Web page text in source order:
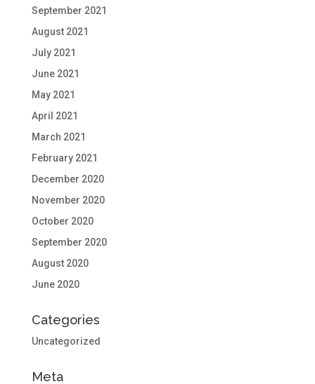
September 2021
August 2021
July 2021
June 2021
May 2021
April 2021
March 2021
February 2021
December 2020
November 2020
October 2020
September 2020
August 2020
June 2020
Categories
Uncategorized
Meta